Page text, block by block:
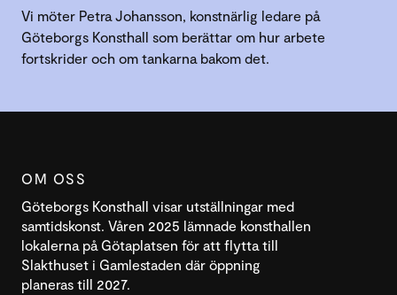
Vi möter Petra Johansson, konstnärlig ledare på
Göteborgs Konsthall som berättar om hur arbete
fortskrider och om tankarna bakom det.
OM OSS
Göteborgs Konsthall visar utställningar med
samtidskonst. Våren 2025 lämnade konsthallen
lokalerna på Götaplatsen för att flytta till
Slakthuset i Gamlestaden där öppning
planeras till 2027.